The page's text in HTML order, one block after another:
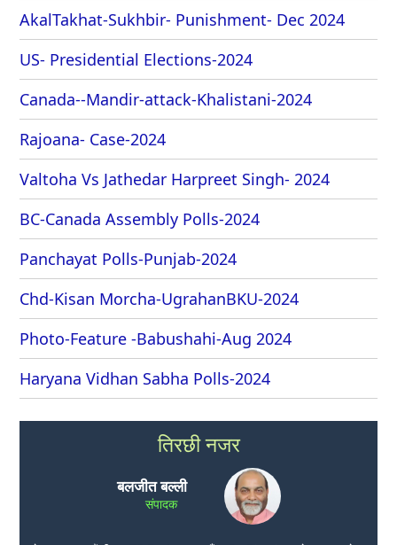
AkalTakhat-Sukhbir- Punishment- Dec 2024
US- Presidential Elections-2024
Canada--Mandir-attack-Khalistani-2024
Rajoana- Case-2024
Valtoha Vs Jathedar Harpreet Singh- 2024
BC-Canada Assembly Polls-2024
Panchayat Polls-Punjab-2024
Chd-Kisan Morcha-UgrahanBKU-2024
Photo-Feature -Babushahi-Aug 2024
Haryana Vidhan Sabha Polls-2024
तिरछी नजर
बलजीत बल्ली
संपादक